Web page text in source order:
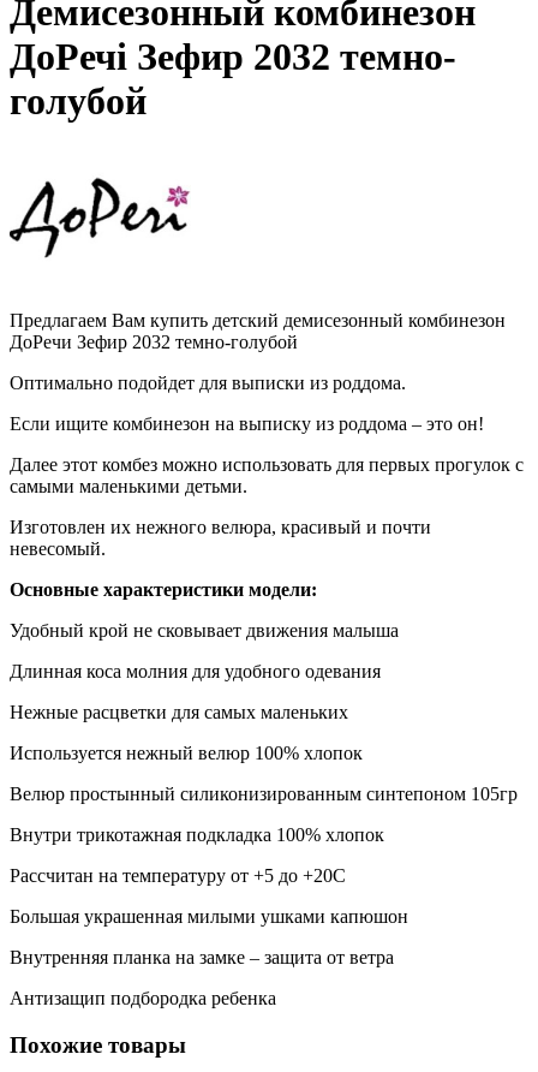
Демисезонный комбинезон
ДоРечі Зефир 2032 темно-
голубой
Предлагаем Вам купить детский демисезонный комбинезон
ДоРечи Зефир 2032 темно-голубой
Оптимально подойдет для выписки из роддома.
Если ищите комбинезон на выписку из роддома – это он!
Далее этот комбез можно использовать для первых прогулок с
самыми маленькими детьми.
Изготовлен их нежного велюра, красивый и почти
невесомый.
Основные характеристики модели:
Удобный крой не сковывает движения малыша
Длинная коса молния для удобного одевания
Нежные расцветки для самых маленьких
Используется нежный велюр 100% хлопок
Велюр простынный силиконизированным синтепоном 105гр
Внутри трикотажная подкладка 100% хлопок
Рассчитан на температуру от +5 до +20С
Большая украшенная милыми ушками капюшон
Внутренняя планка на замке – защита от ветра
Антизащип подбородка ребенка
Похожие товары